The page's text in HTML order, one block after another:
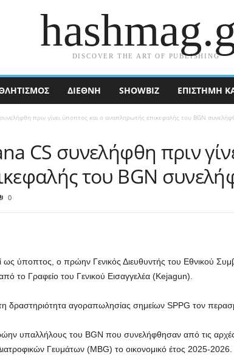
DISCOVER THE ART OF PUBLISHING
ΔΙΕΘΝΉ SHOWBIZ ΕΠΙΣΤΉΜΗ
πριν γίνει ύποπτος και ο αναπληρωτής επικεφαλής του BGN
CS συνελήφθη πριν
του BGN
0
ως ύποπτος, ο πρώην Γενικός Διευθυντής του Εθνικού
το Γραφείο του Γενικού Εισαγγελέα (Kejagun).
δραστηριότητα αγοραπωλησίας σημείων SPPG τον
υπαλλήλους του BGN που συνελήφθησαν από τις αρχές
Γευμάτων (MBG) το οικονομικό έτος 2025-2026.